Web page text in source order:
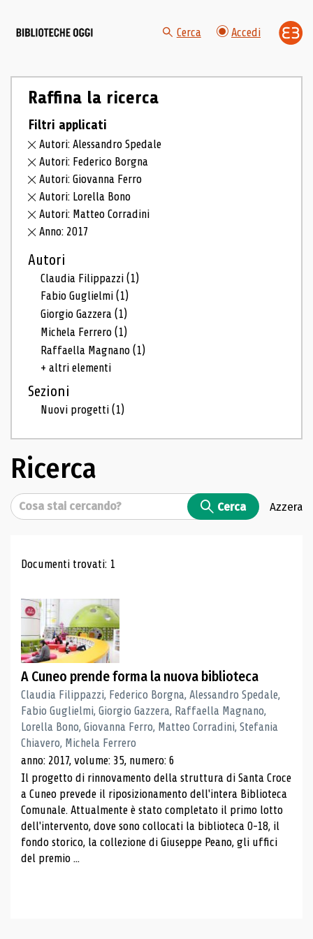
Cerca Accedi
Raffina la ricerca
Filtri applicati
Autori: Alessandro Spedale
Autori: Federico Borgna
Autori: Giovanna Ferro
Autori: Lorella Bono
Autori: Matteo Corradini
Anno: 2017
Autori
Claudia Filippazzi(1)
Fabio Guglielmi(1)
Giorgio Gazzera(1)
Michela Ferrero(1)
Raffaella Magnano(1)
+ altri elementi
Sezioni
Nuovi progetti(1)
Ricerca
Cerca Cerca Azzera
Risultati di ricerca
Documenti trovati: 1
A Cuneo prende forma la nuova biblioteca
Claudia Filippazzi, Federico Borgna, Alessandro Spedale,
Fabio Guglielmi, Giorgio Gazzera, Raffaella Magnano,
Lorella Bono, Giovanna Ferro, Matteo Corradini, Stefania
Chiavero, Michela Ferrero
anno: 2017, volume: 35, numero: 6
Il progetto di rinnovamento della struttura di Santa Croce
a Cuneo prevede il riposizionamento dell'intera Biblioteca
Comunale. Attualmente è stato completato il primo lotto
dell'intervento, dove sono collocati la biblioteca 0-18, il
fondo storico, la collezione di Giuseppe Peano, gli uffici
del premio ...